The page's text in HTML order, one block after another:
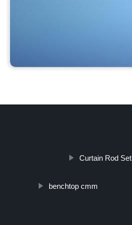
Curtain Rod Set
benchtop cmm